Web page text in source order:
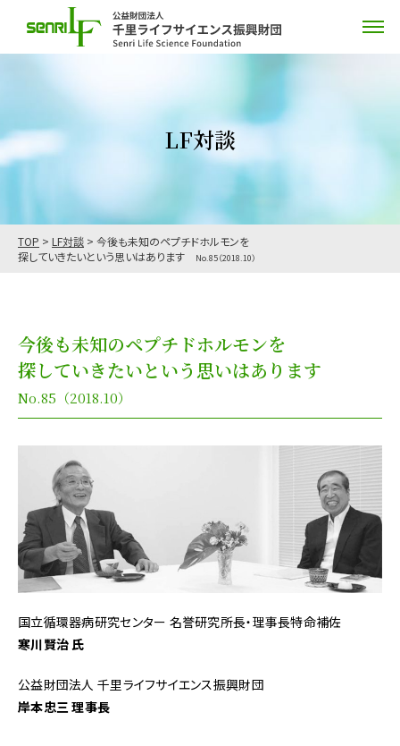
LF対談
TOP > LF対談 > 今後も未知のペプチドホルモンを
探していきたいという思いはあります
No.85（2018.10）
今後も未知のペプチドホルモンを
探していきたいという思いはあります
No.85（2018.10）
国立循環器病研究センター 名誉研究所長・理事長特命補佐
寒川賢治 氏
公益財団法人 千里ライフサイエンス振興財団
岸本忠三 理事長